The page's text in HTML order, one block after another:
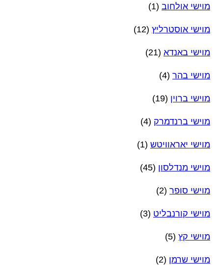
מוישי אולחוב (1)
מוישי אוסטרליץ (12)
מוישי באנדא (21)
מוישי בהר (4)
מוישי ברוין (19)
מוישי ברנדמרק (4)
מוישי יאראוויטש (1)
מוישי מנדלסון (45)
מוישי סופר (2)
מוישי קורנבליט (3)
מוישי קץ (5)
מוישי שרמן (2)